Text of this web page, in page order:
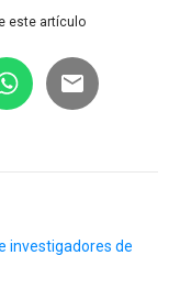
este artículo
investigadores de